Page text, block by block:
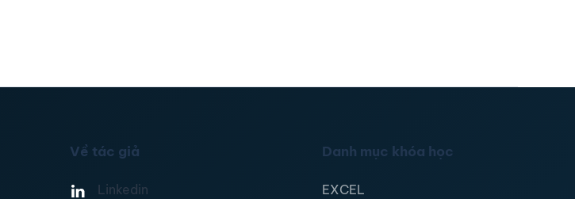
Về tác giả
Linkedin
Danh mục khóa học
EXCEL